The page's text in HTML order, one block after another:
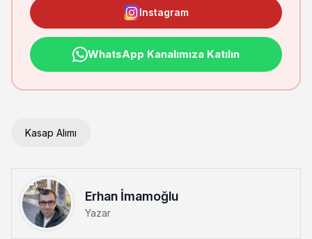
Instagram
WhatsApp Kanalımıza Katılın
Kasap Alımı
Erhan İmamoğlu
Yazar